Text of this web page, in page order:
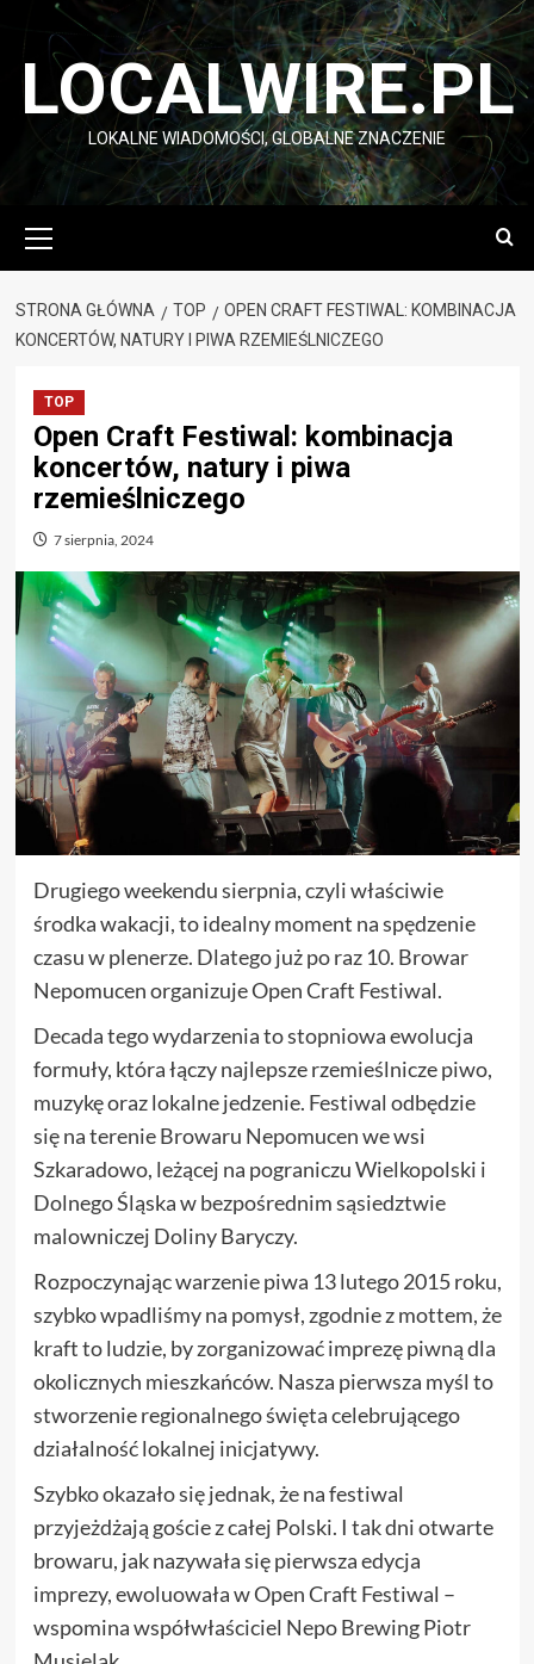
Przejdź
LOCALWIRE.PL
LOKALNE WIADOMOŚCI, GLOBALNE ZNACZENIE
główne
STRONA GŁÓWNA TOP
OPEN CRAFT FESTIWAL: KOMBINACJA
KONCERTÓW, NATURY I PIWA RZEMIEŚLNICZEGO
TOP
Open Craft Festiwal: kombinacja
koncertów, natury i piwa
rzemieślniczego
7 sierpnia, 2024
Drugiego weekendu sierpnia, czyli właściwie
środka wakacji, to idealny moment na spędzenie
czasu w plenerze. Dlatego już po raz 10. Browar
Nepomucen organizuje Open Craft Festiwal.
Decada tego wydarzenia to stopniowa ewolucja
formuły, która łączy najlepsze rzemieślnicze piwo,
muzykę oraz lokalne jedzenie. Festiwal odbędzie
się na terenie Browaru Nepomucen we wsi
Szkaradowo, leżącej na pograniczu Wielkopolski i
Dolnego Śląska w bezpośrednim sąsiedztwie
malowniczej Doliny Baryczy.
Rozpoczynając warzenie piwa 13 lutego 2015 roku,
szybko wpadliśmy na pomysł, zgodnie z mottem, że
kraft to ludzie, by zorganizować imprezę piwną dla
okolicznych mieszkańców. Nasza pierwsza myśl to
stworzenie regionalnego święta celebrującego
działalność lokalnej inicjatywy.
Szybko okazało się jednak, że na festiwal
przyjeżdżają goście z całej Polski. I tak dni otwarte
browaru, jak nazywała się pierwsza edycja
imprezy, ewoluowała w Open Craft Festiwal –
wspomina współwłaściciel Nepo Brewing Piotr